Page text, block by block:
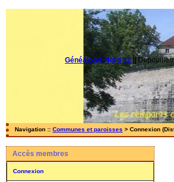
Généalogie Nord 52||
Navigation :: Communes et paroisses > Connexion
Accès membres
Connexion